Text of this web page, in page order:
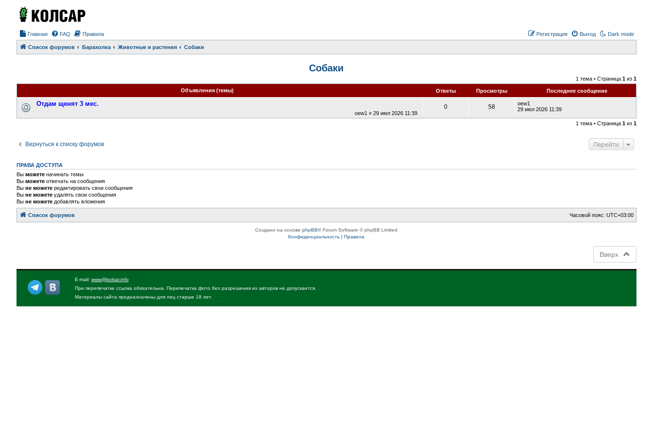
Главная Dark mode
FAQ Правила Выход
Регистрация
Список форумов Барахолка Животные и растения Собаки
Собаки
1 тема • Страница1 из1
Объявления (темы)
Ответы Просмотры Последнее сообщение
Отдам щенят 3 мес.
oew1 » 29 июл 2026 11:39
0 58
oew1
29 июл 2026 11:39
1 тема • Страница1 из1
Вернуться к списку форумов Перейти
ПРАВА ДОСТУПА
Вы можетеначинать темы
Вы можетеотвечать на сообщения
Вы не можетередактировать свои сообщения
Вы не можетеудалять свои сообщения
Вы не можетедобавлять вложения
Список форумов Часовой пояс:UTC+03:00
Создано на основеphpBB® Forum Software © phpBB Limited
Конфиденциальность |Правила
Вверх
E-mail: www@kolsar.info
При перепечатке ссылка обязательна. Перепечатка фото без разрешения их авторов не допускается.
Материалы сайта предназначены для лиц старше 18 лет.